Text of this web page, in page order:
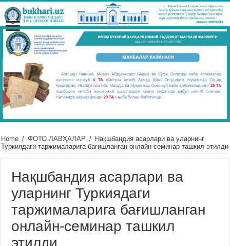
Home / ФОТО ЛАВҲАЛАР / Нақшбандия асарлари ва уларнинг
Туркиядаги таржималарига бағишланган онлайн-семинар ташкил этилди
Нақшбандия асарлари ва
уларнинг Туркиядаги
таржималарига бағишланган
онлайн-семинар ташкил